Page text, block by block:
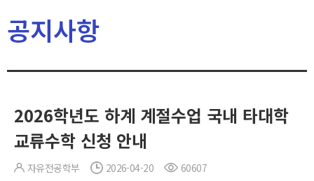
공지사항
2026학년도 하계 계절수업 국내 타대학
교류수학 신청 안내
자유전공학부 2026-04-20 60607